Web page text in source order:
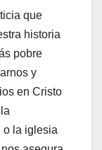
que
historia
pobre
y
en Cristo
o la iglesia